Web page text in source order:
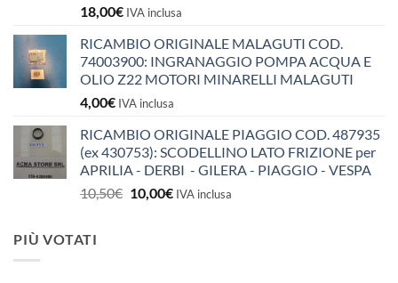
18,00€ IVA inclusa
RICAMBIO ORIGINALE MALAGUTI COD.
74003900: INGRANAGGIO POMPA ACQUA E
OLIO Z22 MOTORI MINARELLI MALAGUTI
4,00€ IVA inclusa
RICAMBIO ORIGINALE PIAGGIO COD. 487935
(ex 430753): SCODELLINO LATO FRIZIONE per
APRILIA - DERBI - GILERA - PIAGGIO - VESPA
10,50€ Il
10,00€IlIVA inclusa
PIÙ VOTATI